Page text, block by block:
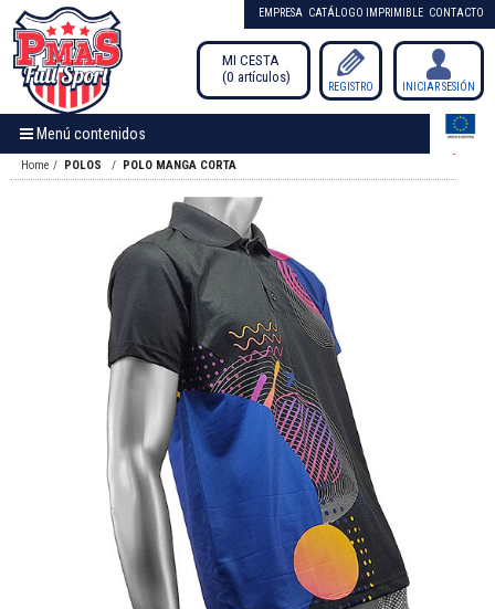
REGISTRO INICIAR SESIÓN
MI CESTA
0 artículos
EMPRESA CATÁLOGO IMPRIMIBLE CONTACTO
Menú contenidos
Home POLOS POLO MANGA CORTA